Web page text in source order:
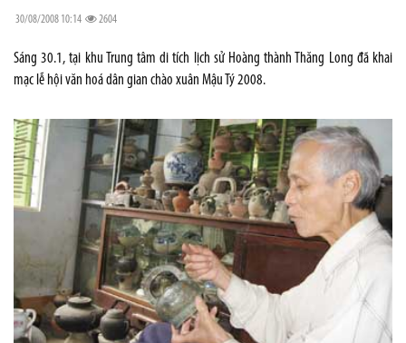
30/08/2008 10:14 2604
Sáng 30.1, tại khu Trung tâm di tích lịch sử Hoàng thành Thăng Long đã khai
mạc lễ hội văn hoá dân gian chào xuân Mậu Tý 2008.